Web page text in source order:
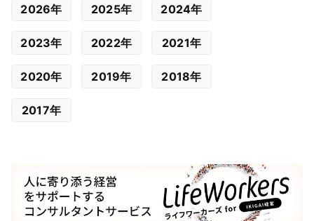
2026年 2025年 2024年
2023年 2022年 2021年
2020年 2019年 2018年
2017年